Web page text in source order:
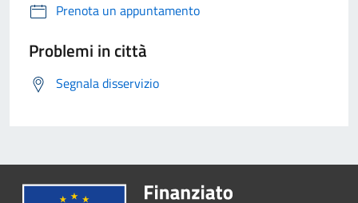
Prenota un appuntamento
Problemi in città
Segnala disservizio